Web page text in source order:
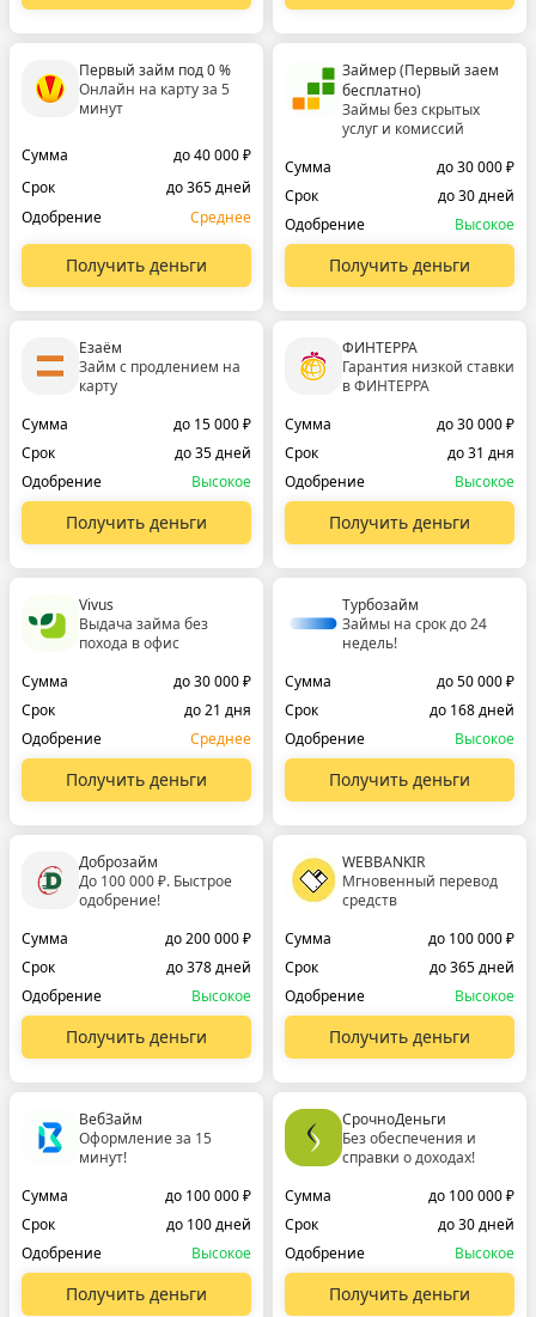
Первый займ под 0 %
Онлайн на карту за 5
минут
Сумма
до 40 000 ₽
Срок
до 365 дней
Одобрение
Среднее
Получить деньги
Займер (Первый заем
бесплатно)
Займы без скрытых
услуг и комиссий
Сумма
до 30 000 ₽
Срок
до 30 дней
Одобрение
Высокое
Получить деньги
Езаём
Займ с продлением на
карту
Сумма
до 15 000 ₽
Срок
до 35 дней
Одобрение
Высокое
Получить деньги
ФИНТЕРРА
Гарантия низкой ставки
в ФИНТЕРРА
Сумма
до 30 000 ₽
Срок
до 31 дня
Одобрение
Высокое
Получить деньги
Vivus
Выдача займа без
похода в офис
Сумма
до 30 000 ₽
Срок
до 21 дня
Одобрение
Среднее
Получить деньги
Турбозайм
Займы на срок до 24
недель!
Сумма
до 50 000 ₽
Срок
до 168 дней
Одобрение
Высокое
Получить деньги
Доброзайм
До 100 000 ₽. Быстрое
одобрение!
Сумма
до 200 000 ₽
Срок
до 378 дней
Одобрение
Высокое
Получить деньги
WEBBANKIR
Мгновенный перевод
средств
Сумма
до 100 000 ₽
Срок
до 365 дней
Одобрение
Высокое
Получить деньги
ВебЗайм
Оформление за 15
минут!
Сумма
до 100 000 ₽
Срок
до 100 дней
Одобрение
Высокое
Получить деньги
СрочноДеньги
Без обеспечения и
справки о доходах!
Сумма
до 100 000 ₽
Срок
до 30 дней
Одобрение
Высокое
Получить деньги